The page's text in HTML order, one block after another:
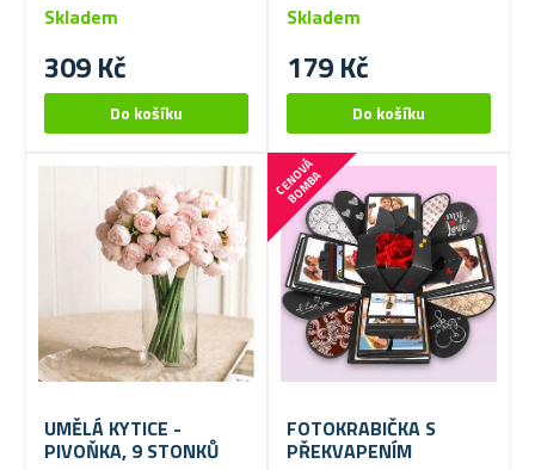
309 Kč
Skladem
179 Kč
Skladem
UMĚLÁ KYTICE -
PIVOŇKA, 9 STONKŮ
C
E
N
O
V
Á
B
O
M
B
A
FOTOKRABIČKA S
PŘEKVAPENÍM